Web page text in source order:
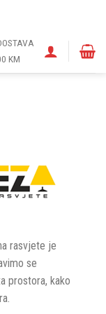
KM
rasvjete je
se
prostora, kako